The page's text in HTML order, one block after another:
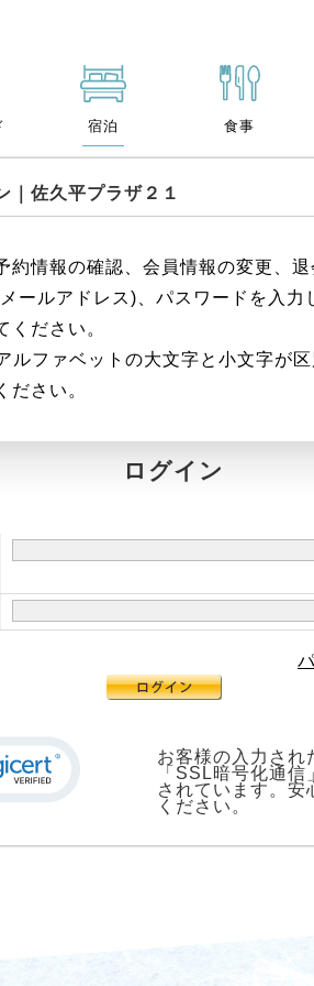
宿泊 食事
｜佐久平プラザ２１
約情報の確認、会員情報の変更、退
ールアドレス)、パスワードを入力
ください。
ルファベットの大文字と小文字が区
ださい。
ログイン
お客様の入力され
「SSL暗号化通
されています。安
ください。